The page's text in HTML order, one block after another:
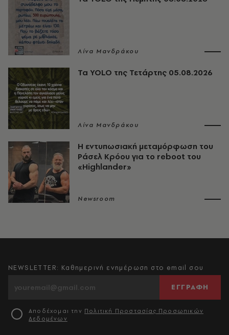
Λίνα Μανδράκου
Τα YOLO της Τετάρτης 05.08.2026
Λίνα Μανδράκου
Η εντυπωσιακή μεταμόρφωση του
Ράσελ Κρόου για το reboot του
«Highlander»
Newsroom
NEWSLETTER: Καθημερινή ενημέρωση στο email σου
ΕΓΓΡΑΦΗ
Αποδέχομαι την Πολιτική Προστασίας Προσωπικών
Δεδομένων